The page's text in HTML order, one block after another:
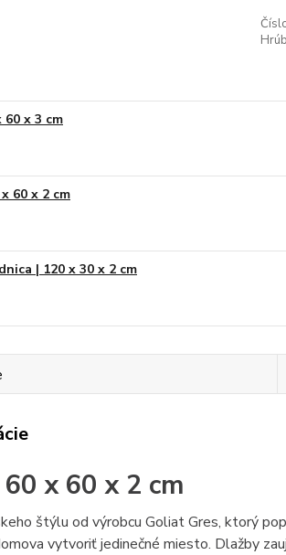
60 x 3 cm
60 x 2 cm
| 120 x 30 x 2 cm
x 60 x 2 cm
štýlu od výrobcu Goliat Gres, ktorý
vytvoriť jedinečné miesto. Dlažby